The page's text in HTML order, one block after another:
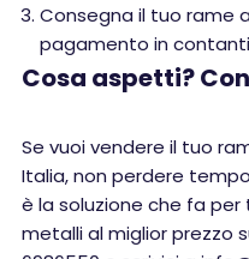
Consegna il tuo rame
pagamento in
Cosa aspetti?
Se vuoi vendere il tuo
Italia, non perdere
è la soluzione che fa
metalli al miglior prezzo